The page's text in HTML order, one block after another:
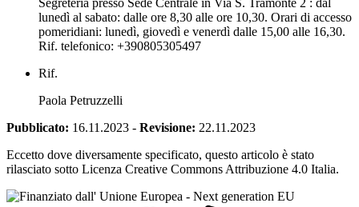
Segreteria presso Sede Centrale in Via S. Tramonte 2 : dal
lunedì al sabato: dalle ore 8,30 alle ore 10,30. Orari di accesso
pomeridiani: lunedì, giovedì e venerdì dalle 15,00 alle 16,30.
Rif. telefonico: +390805305497
Rif.
Paola Petruzzelli
Pubblicato: 16.11.2023 - Revisione: 22.11.2023
Eccetto dove diversamente specificato, questo articolo è stato
rilasciato sotto Licenza Creative Commons Attribuzione 4.0 Italia.